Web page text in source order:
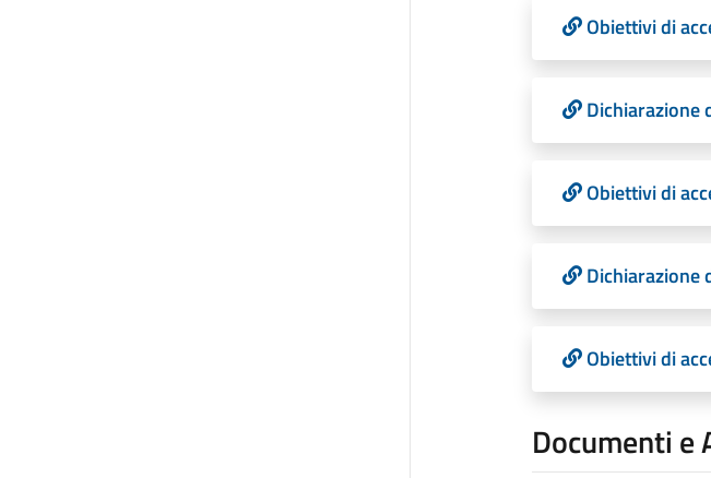
Obiettivi di
Dichiarazione
Obiettivi di
Dichiarazione
Obiettivi di
Documenti e